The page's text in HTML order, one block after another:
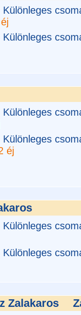
éj
Zalakaros